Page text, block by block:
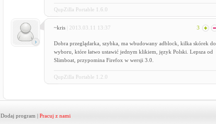
QupZilla Portable 1.6.0
~kris | 2013.03.11 13:37 3
Dobra przeglądarka, szybka, ma wbudowany adblock, kilka skórek do
wyboru, które łatwo ustawić jednym klikiem, język Polski. Lepsza od
Slimboat, przypomina Firefox w wersji 3.0.
QupZilla Portable 1.2.0
Dodaj program | Pracuj z nami